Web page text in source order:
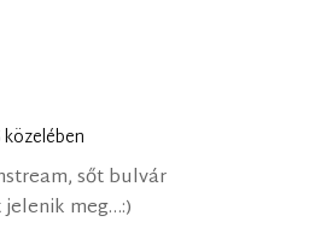
közelében
sőt bulvár
meg…:)